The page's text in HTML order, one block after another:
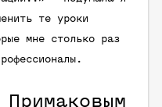
те уроки
мне столько раз